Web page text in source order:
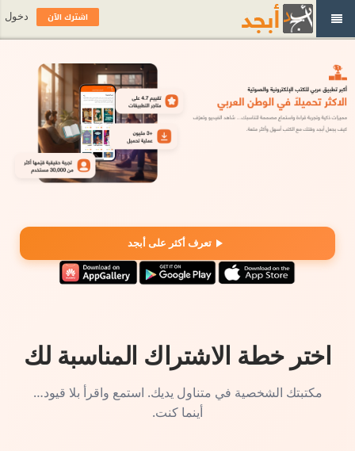
تعرف أكثر على أبجد
اختر خطة الاشتراك المناسبة لك
مكتبتك الشخصية في متناول يديك. استمع واقرأ بلا قيود…
أينما كنت.
اشترك الآن دخول